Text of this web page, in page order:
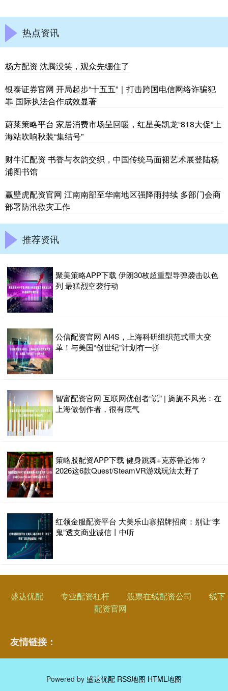
热点资讯
杨方配资 沈腾没笑，观众先绷住了
银泰证券官网 开局起步“十五五”｜打击跨国电信网络诈骗犯
罪 国际执法合作成效显著
蔚莱策略平台 家居消费市场呈回暖，红星美凯龙“818大促”上
海站吹响秋装“集结号”
财牛汇配资 书香与衣韵交织，中国传统马面裙艺术展登陆杨
浦图书馆
赢壁虎配资官网 江南南部至华南地区强降雨持续 多部门会商
部署防汛救灾工作
推荐资讯
聚美策略APP下载 伊朗30枚超重型导弹袭击以色
列 最猛烈空袭行动
公信配资官网 AI4S，上海科研组织范式重大变
革！与美国“创世纪”计划有一拼
智富配资官网 互联网优创者“说” | 旖旎不风光：在
上海做创作者，很有底气
策略股配资APP下载 健身跳舞+克苏鲁恐怖？
2026这6款Quest/SteamVR游戏玩法太野了
红领金服配资平台 大美乐山寨招牌招商：别让“李
鬼”透支商业诚信丨中听
盛达优配 专业配资杠杆 股票在线配资公司
线下
配资官网
友情链接：
Powered by 盛达优配 RSS地图 HTML地图